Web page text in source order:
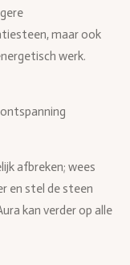
maar ook
werk.
afbreken; wees
en stel de steen
kan verder op alle